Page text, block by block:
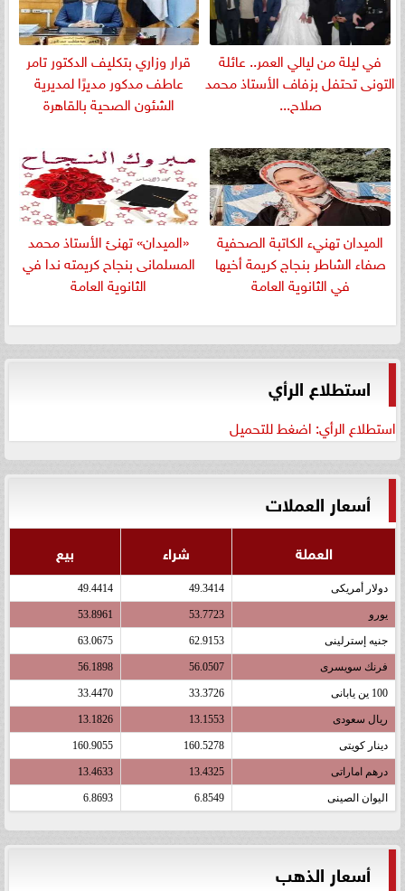
في ليلة من ليالي العمر.. عائلة
التونى تحتفل بزفاف الأستاذ محمد
صلاح...
قرار وزاري بتكليف الدكتور تامر
عاطف مدكور مديرًا لمديرية
الشئون الصحية بالقاهرة
الميدان تهنيء الكاتبة الصحفية
صفاء الشاطر بنجاج كريمة أخيها
في الثانوية العامة
«الميدان» تهنئ الأستاذ محمد
المسلمانى بنجاح كريمته ندا في
الثانوية العامة
استطلاع الرأي
استطلاع الرأي: اضغط للتحميل
أسعار العملات
العملة شراء بيع
دولار أمريكى 49.3414
49.4414
يورو 53.7723
53.8961
جنيه إسترلينى 62.9153
63.0675
فرنك سويسرى 56.0507
56.1898
100 ين يابانى 33.3726
33.4470
ريال سعودى 13.1553
13.1826
دينار كويتى 160.5278
160.9055
درهم اماراتى 13.4325
13.4633
اليوان الصينى 6.8549
6.8693
أسعار الذهب